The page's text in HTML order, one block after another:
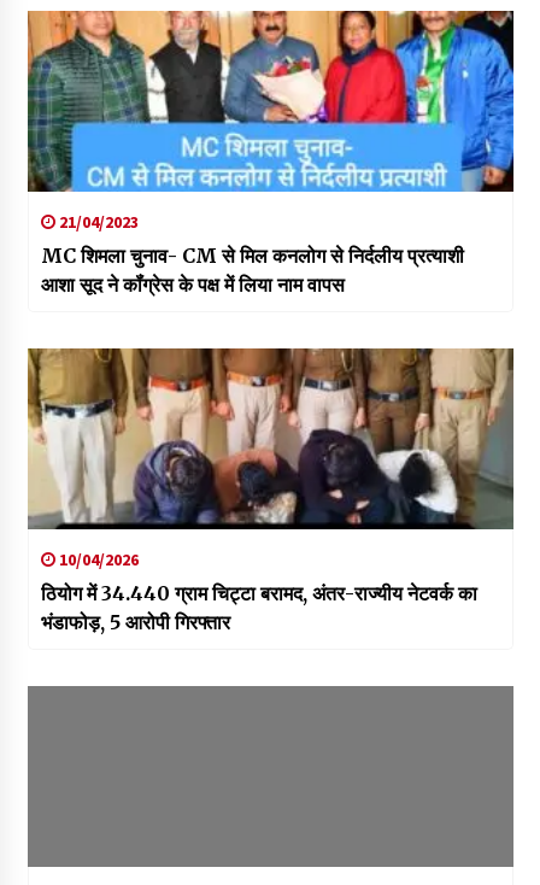
21/04/2023
MC शिमला चुनाव- CM से मिल कनलोग से निर्दलीय प्रत्याशी
आशा सूद ने कॉंग्रेस के पक्ष में लिया नाम वापस
10/04/2026
ठियोग में 34.440 ग्राम चिट्टा बरामद, अंतर-राज्यीय नेटवर्क का
भंडाफोड़, 5 आरोपी गिरफ्तार